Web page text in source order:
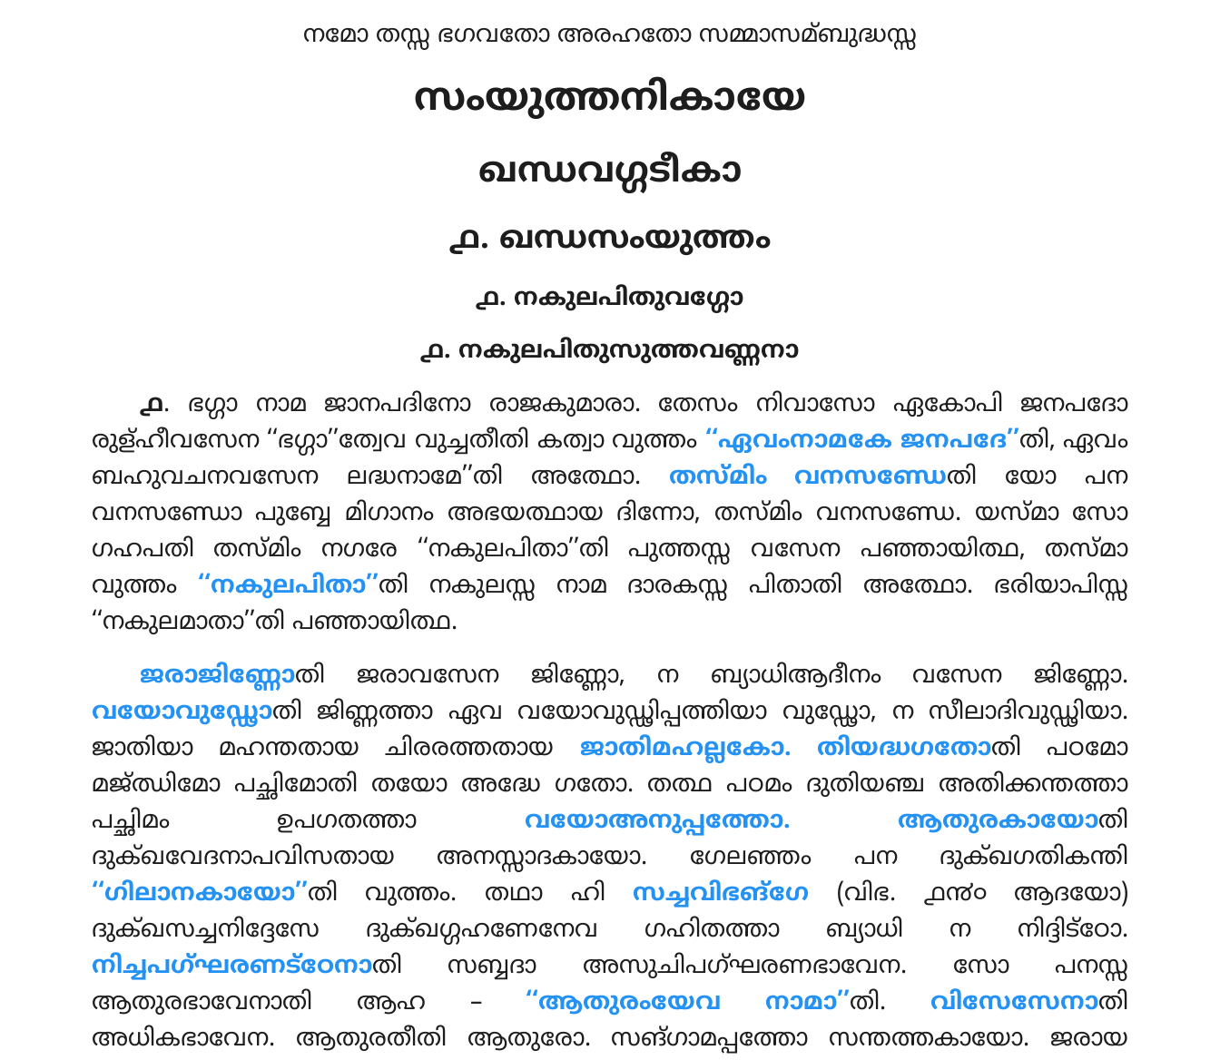
നമോ തസ്സ ഭഗവതോ അരഹതോ സമ്മാസമ്ബുദ്ധസ്സ
സംയുത്തനികായേ
ഖന്ധവഗ്ഗടീകാ
൧. ഖന്ധസംയുത്തം
൧. നകുലപിതുവഗ്ഗോ
൧. നകുലപിതുസുത്തവണ്ണനാ
൧. ഭഗ്ഗാ നാമ ജാനപദിനോ രാജകുമാരാ. തേസം നിവാസോ ഏകോപി ജനപദോ
രുള്ഹീവസേന ‘‘ഭഗ്ഗാ’’ത്വേവ വുച്ചതീതി കത്വാ വുത്തം ‘‘ഏവംനാമകേ ജനപദേ’’തി, ഏവം
ബഹുവചനവസേന ലദ്ധനാമേ’’തി അത്ഥോ. തസ്മിം വനസണ്ഡേതി യോ പന
വനസണ്ഡോ പുബ്ബേ മിഗാനം അഭയത്ഥായ ദിന്നോ, തസ്മിം വനസണ്ഡേ. യസ്മാ സോ
ഗഹപതി തസ്മിം നഗരേ ‘‘നകുലപിതാ’’തി പുത്തസ്സ വസേന പഞ്ഞായിത്ഥ, തസ്മാ
വുത്തം ‘‘നകുലപിതാ’’തി നകുലസ്സ നാമ ദാരകസ്സ പിതാതി അത്ഥോ. ഭരിയാപിസ്സ
‘‘നകുലമാതാ’’തി പഞ്ഞായിത്ഥ.
ജരാജിണ്ണോതി ജരാവസേന ജിണ്ണോ, ന ബ്യാധിആദീനം വസേന ജിണ്ണോ.
വയോവുഡ്ഢോതി ജിണ്ണത്താ ഏവ വയോവുഡ്ഢിപ്പത്തിയാ വുഡ്ഢോ, ന സീലാദിവുഡ്ഢിയാ.
ജാതിയാ മഹന്തതായ ചിരരത്തതായ ജാതിമഹല്ലകോ. തിയദ്ധഗതോതി പഠമോ
മജ്ഝിമോ പച്ഛിമോതി തയോ അദ്ധേ ഗതോ. തത്ഥ പഠമം ദുതിയഞ്ച അതിക്കന്തത്താ
പച്ഛിമം ഉപഗതത്താ വയോഅനുപ്പത്തോ. ആതുരകായോതി
ദുക്ഖവേദനാപവിസതായ അനസ്സാദകായോ. ഗേലഞ്ഞം പന ദുക്ഖഗതികന്തി
‘‘ഗിലാനകായോ’’തി വുത്തം. തഥാ ഹി സച്ചവിഭങ്ഗേ (വിഭ. ൧൯൦ ആദയോ)
ദുക്ഖസച്ചനിദ്ദേസേ ദുക്ഖഗ്ഗഹണേനേവ ഗഹിതത്താ ബ്യാധി ന നിദ്ദിട്ഠോ.
നിച്ചപഗ്ഘരണട്ഠേനാതി സബ്ബദാ അസുചിപഗ്ഘരണഭാവേന. സോ പനസ്സ
ആതുരഭാവേനാതി ആഹ – ‘‘ആതുരംയേവ നാമാ’’തി. വിസേസേനാതി
അധികഭാവേന. ആതുരതീതി ആതുരോ. സങ്ഗാമപ്പത്തോ സന്തത്തകായോ. ജരായ